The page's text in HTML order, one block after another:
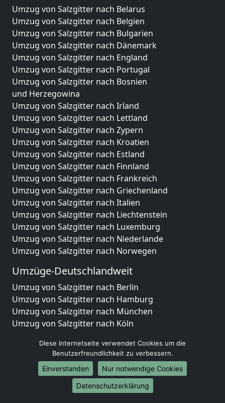
Umzug von Salzgitter nach Belarus
Umzug von Salzgitter nach Belgien
Umzug von Salzgitter nach Bulgarien
Umzug von Salzgitter nach Dänemark
Umzug von Salzgitter nach England
Umzug von Salzgitter nach Portugal
Umzug von Salzgitter nach Bosnien
und Herzegowina
Umzug von Salzgitter nach Irland
Umzug von Salzgitter nach Lettland
Umzug von Salzgitter nach Zypern
Umzug von Salzgitter nach Kroatien
Umzug von Salzgitter nach Estland
Umzug von Salzgitter nach Finnland
Umzug von Salzgitter nach Frankreich
Umzug von Salzgitter nach Griechenland
Umzug von Salzgitter nach Italien
Umzug von Salzgitter nach Liechtenstein
Umzug von Salzgitter nach Luxemburg
Umzug von Salzgitter nach Niederlande
Umzug von Salzgitter nach Norwegen
Umzüge-Deutschlandweit
Umzug von Salzgitter nach Berlin
Umzug von Salzgitter nach Hamburg
Umzug von Salzgitter nach München
Umzug von Salzgitter nach Köln
Umzug von Salzgitter nach Stuttgart
Umzug von Salzgitter nach Düsseldorf
Umzug von Salzgitter nach Leipzig
Umzug von Salzgitter nach Dortmund
Umzug von Salzgitter nach Essen
Diese Internetseite verwendet Cookies um die
Benutzerfreundlichkeit zu verbessern.
Einverstanden
Nur notwendige Cookies
Datenschutzerklärung